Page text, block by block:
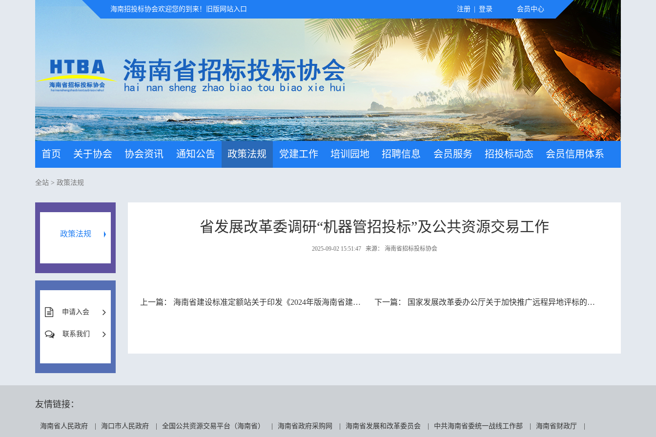
海南招投标协会欢迎您的到来！ 旧版网站入口 注册 登录 会员中心
首页 关于协会 协会资讯 通知公告 政策法规 党建工作 培训园地 招聘信息 会员服务 招投标动态 会员信用体系
全站 > 政策法规
政策法规
申请入会
联系我们
省发展改革委调研“机器管招投标”及公共资源交易工作
2025-09-02 15:51:47 来源： 海南省招标投标协会
上一篇： 海南省建设标准定额站关于印发《2024年版海南省建设工程典型案例造价指标》的通知 下一篇： 国家发展改革委办公厅关于加快推广远程异地评标的通知
友情链接：
海南省人民政府 海口市人民政府 全国公共资源交易平台（海南省） 海南省政府采购网 海南省发展和改革委员会 中共海南省委统一战线工作部 海南省财政厅